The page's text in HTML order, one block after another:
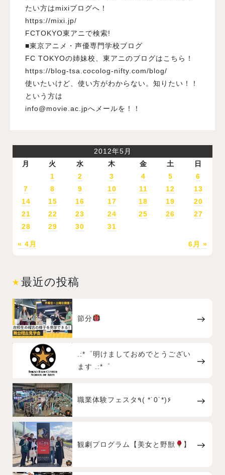
たい方はmixiブログへ！
https://mixi.jp/
FCTOKYO東アニで検索!
■東京アニメ・声優専門学校ブログ
FC TOKYOの姉妹校、東アニのブログはこちら！
https://blog-tsa.cocolog-nifty.com/blog/
使いたいけど、使い方がわからない。知りたい！！
という方は
info@movie.ac.jpへメールを！！
2012年5月
月
火 水 木 金 土 日
« 4月 6月 »
1 2 3 4 5
6
7
8 9 10 11 12
13
14
15 16 17 18 19
20
21
22 23 24 25 26
27
28
29 30 31
最近の投稿
節分
.:*゜明けましておめでとうござい
ます .:*゜
職業体験フェスタ٩( *˙0˙*)۶
観劇プログラム【美女と野獣 】